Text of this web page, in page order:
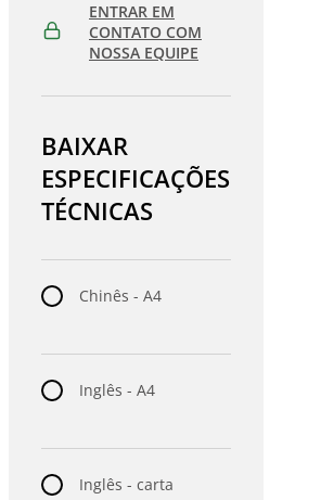
ENTRAR EM
CONTATO COM
NOSSA EQUIPE
BAIXAR
ESPECIFICAÇÕES
TÉCNICAS
Chinês - A4
Inglês - A4
Inglês - carta